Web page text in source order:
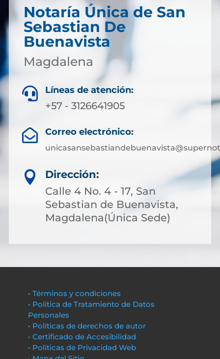
Notaría Única de San
Sebastian De
Buenavista
Magdalena
 Líneas de atención:
+57 - 3126641905
 Correo electrónico:

Dirección:
Calle 4 No. 4 - 17, San
Sebastian de Buenavista,
Magdalena(Única Sede)
• Términos y condiciones
• Política de Tratamiento de Datos
Personales
• Políticas de derechos de autor
• Certificado de Accesibilidad
• Políticas de Privacidad Web